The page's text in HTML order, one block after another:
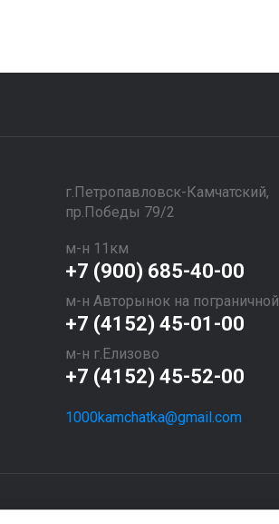
​​​​​​​г.Петропавловск-Камчатский,
пр.Победы 79/2
м-н 11км
+7 (900) 685-40-00
м-н Авторынок на пограничной
+7 (4152) 45-01-00
м-н г.Елизово
+7 (4152) 45-52-00
1000kamchatka@gmail.com